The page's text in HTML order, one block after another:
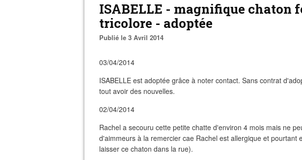
ISABELLE - magnifique chaton
tricolore - adoptée
Publié le 3 Avril 2014
03/04/2014
ISABELLE est adoptée grâce à noter contact. Sans contrat
tout avoir des nouvelles.
02/04/2014
Rachel a secouru cette petite chatte d'environ 4 mois mais ne
d'aimmeurs à la remercier cae Rachel est allergique et pourtant
laisser ce chaton dans la rue).